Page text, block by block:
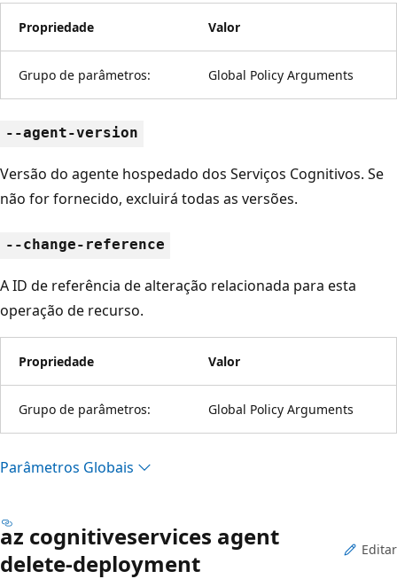
Propriedade Valor
Grupo de parâmetros: Global Policy Arguments
--agent-version
Versão do agente hospedado dos Serviços Cognitivos. Se
não for fornecido, excluirá todas as versões.
--change-reference
A ID de referência de alteração relacionada para esta
operação de recurso.
Propriedade Valor
Grupo de parâmetros: Global Policy Arguments
Parâmetros Globais
az cognitiveservices agent
delete-deployment
Editar